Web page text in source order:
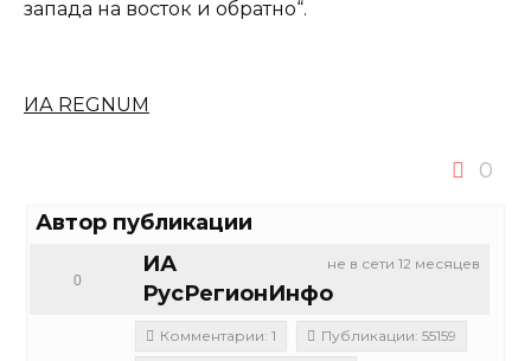
запада на восток и обратно“.
ИА REGNUM
0
Автор публикации
не в сети 12 месяцев
ИА
РусРегионИнфо
0
Комментарии: 1
Публикации: 55159